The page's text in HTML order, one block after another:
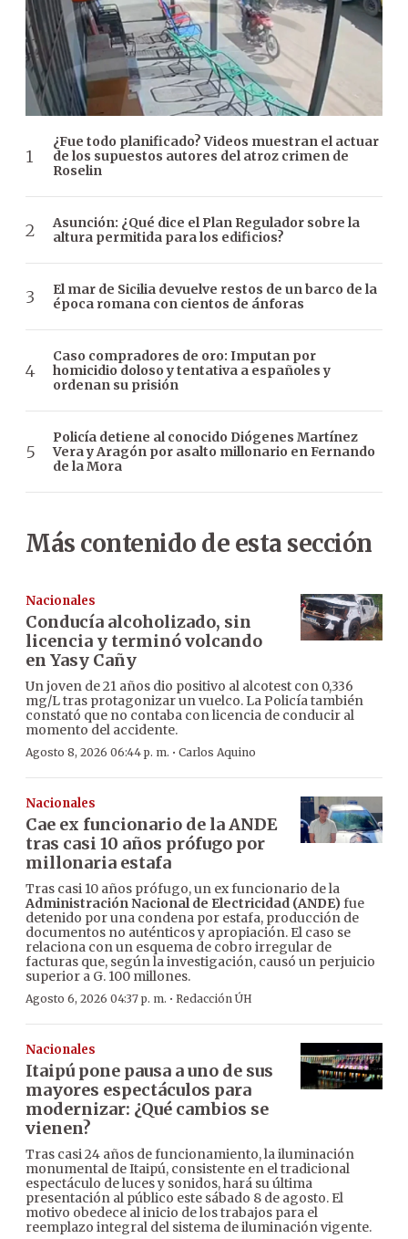
¿Fue todo planificado? Videos muestran el actuar
de los supuestos autores del atroz crimen de
Roselin
Asunción: ¿Qué dice el Plan Regulador sobre la
altura permitida para los edificios?
El mar de Sicilia devuelve restos de un barco de la
época romana con cientos de ánforas
Caso compradores de oro: Imputan por
homicidio doloso y tentativa a españoles y
ordenan su prisión
Policía detiene al conocido Diógenes Martínez
Vera y Aragón por asalto millonario en Fernando
de la Mora
Más contenido de esta sección
Nacionales
Conducía alcoholizado, sin
licencia y terminó volcando
en Yasy Cañy
Un joven de 21 años dio positivo al alcotest con 0,336
mg/L tras protagonizar un vuelco. La Policía también
constató que no contaba con licencia de conducir al
momento del accidente.
Agosto 8, 2026 06:44 p. m. · Carlos Aquino
Nacionales
Cae ex funcionario de la ANDE
tras casi 10 años prófugo por
millonaria estafa
Tras casi 10 años prófugo, un ex funcionario de la
Administración Nacional de Electricidad (ANDE)fue
detenido por una condena por estafa, producción de
documentos no auténticos y apropiación. El caso se
relaciona con un esquema de cobro irregular de
facturas que, según la investigación, causó un perjuicio
superior a G. 100 millones.
Agosto 6, 2026 04:37 p. m. · Redacción ÚH
Nacionales
Itaipú pone pausa a uno de sus
mayores espectáculos para
modernizar: ¿Qué cambios se
vienen?
Tras casi 24 años de funcionamiento, la iluminación
monumental de Itaipú, consistente en el tradicional
espectáculo de luces y sonidos, hará su última
presentación al público este sábado 8 de agosto. El
motivo obedece al inicio de los trabajos para el
reemplazo integral del sistema de iluminación vigente.